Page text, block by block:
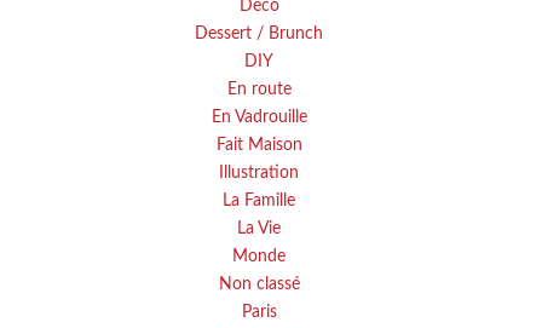
Déco
Dessert / Brunch
DIY
En route
En Vadrouille
Fait Maison
Illustration
La Famille
La Vie
Monde
Non classé
Paris